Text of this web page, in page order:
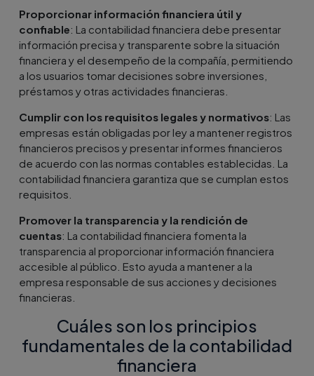
Proporcionar información financiera útil y
confiable: La contabilidad financiera debe presentar
información precisa y transparente sobre la situación
financiera y el desempeño de la compañía, permitiendo
a los usuarios tomar decisiones sobre inversiones,
préstamos y otras actividades financieras.
Cumplir con los requisitos legales y normativos: Las
empresas están obligadas por ley a mantener registros
financieros precisos y presentar informes financieros
de acuerdo con las normas contables establecidas. La
contabilidad financiera garantiza que se cumplan estos
requisitos.
Promover la transparencia y la rendición de
cuentas: La contabilidad financiera fomenta la
transparencia al proporcionar información financiera
accesible al público. Esto ayuda a mantener a la
empresa responsable de sus acciones y decisiones
financieras.
Cuáles son los principios
fundamentales de la contabilidad
financiera